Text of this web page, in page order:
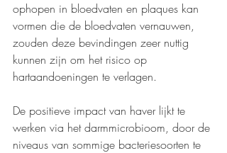
ophopen in bloedvaten en plaques kan
vormen die de bloedvaten vernauwen,
zouden deze bevindingen zeer nuttig
kunnen zijn om het risico op
hartaandoeningen te verlagen.
De positieve impact van haver lijkt te
werken via het darmmicrobioom, door de
niveaus van sommige bacteriesoorten te